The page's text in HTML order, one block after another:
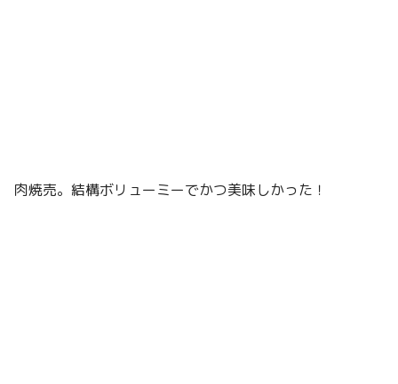
肉焼売。結構ボリューミーでかつ美味しかった！